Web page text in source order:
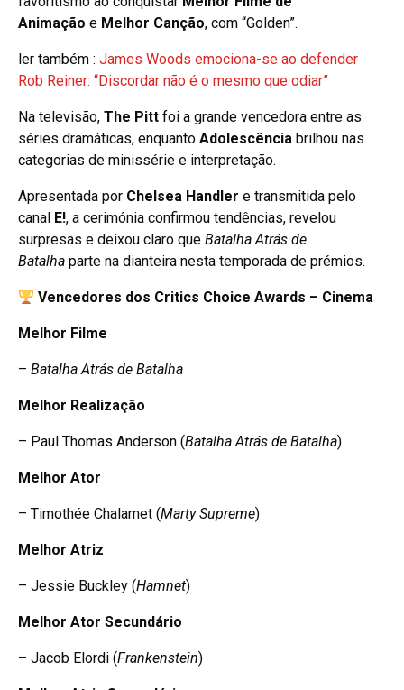
Animação e Melhor Canção, com “Golden”.
ler também : James Woods emociona-se ao defender
Rob Reiner: “Discordar não é o mesmo que odiar”
Na televisão, The Pitt foi a grande vencedora entre as
séries dramáticas, enquanto Adolescência brilhou nas
categorias de minissérie e interpretação.
Apresentada por Chelsea Handler e transmitida pelo
canal E!, a cerimónia confirmou tendências, revelou
surpresas e deixou claro que Batalha Atrás de
Batalha parte na dianteira nesta temporada de prémios.
Vencedores dos Critics Choice Awards – Cinema
Melhor Filme
– Batalha Atrás de Batalha
Melhor Realização
– Paul Thomas Anderson (Batalha Atrás de Batalha)
Melhor Ator
– Timothée Chalamet (Marty Supreme)
Melhor Atriz
– Jessie Buckley (Hamnet)
Melhor Ator Secundário
– Jacob Elordi (Frankenstein)